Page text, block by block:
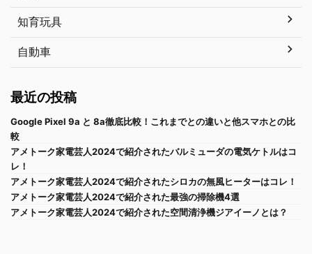
知育玩具
自動車
最近の投稿
Google Pixel 9a と 8a徹底比較！これまでとの違いと他スマホとの比
較
アメトーク家電芸人2024で紹介されたバルミューダの電気ケトルはコ
レ！
アメトーク家電芸人2024で紹介されたシロカの無風ヒーターはコレ！
アメトーク家電芸人2024で紹介された最強の掃除機4選
アメトーク家電芸人2024で紹介された空間清浄機ジアイーノとは？